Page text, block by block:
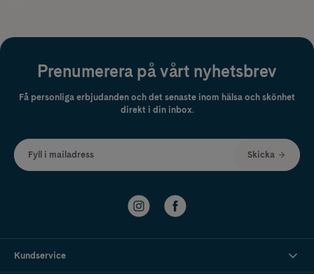
Prenumerera på vårt nyhetsbrev
Få personliga erbjudanden och det senaste inom hälsa och skönhet
direkt i din inbox.
Fyll i mailadress Skicka
Kundservice